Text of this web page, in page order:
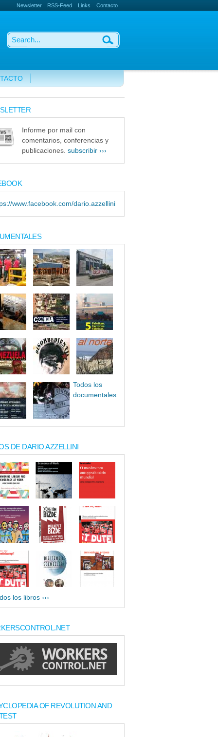
Newsletter RSS-Feed Links Contacto
Informe por mail con
comentarios, conferencias y
publicaciones. subscribir ›››
www.facebook.com/dario.azzellini
Todos los
documentales
DE DARIO AZZELLINI
los libros ›››
OF REVOLUTION AND